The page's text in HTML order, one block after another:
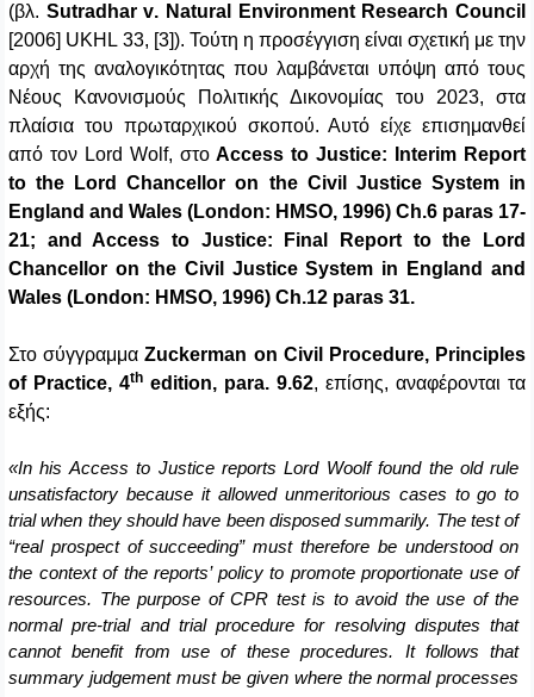
(βλ. Sutradhar v. Natural Environment Research Council
[2006] UKHL 33, [3]). Toύτη η προσέγγιση είναι σχετική με την
αρχή της αναλογικότητας που λαμβάνεται υπόψη από τους
Νέους Κανονισμούς Πολιτικής Δικονομίας του 2023, στα
πλαίσια του πρωταρχικού σκοπού. Αυτό είχε επισημανθεί
από τονLord Wolf, στο Access to Justice: Interim Report
to the Lord Chancellor on the Civil Justice System in
England and Wales (London: HMSO, 1996) Ch.6 paras 17-
21; and Access to Justice: Final Report to the Lord
Chancellor on the Civil Justice System in England and
Wales (London: HMSO, 1996) Ch.12 paras 31.
Στο σύγγραμμα Zuckerman on Civil Procedure, Principles
of Practice, 4th edition, para. 9.62, επίσης, αναφέρονται τα
εξής:
«Ιn his Access to Justice reports Lord Woolf found the old rule
unsatisfactory because it allowed unmeritorious cases to go to
trial when they should have been disposed summarily. The test of
“real prospect of succeeding” must therefore be understood on
the context of the reports’ policy to promote proportionate use of
resources. The purpose of CPR test is to avoid the use of the
normal pre-trial and trial procedure for resolving disputes that
cannot benefit from use of these procedures. It follows that
summary judgement must be given where the normal processes